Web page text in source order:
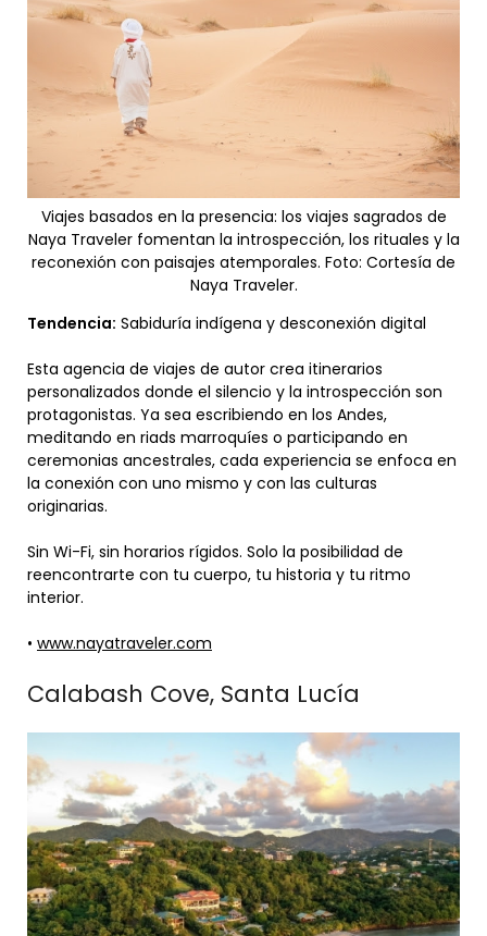
Viajes basados en la presencia: los viajes sagrados de
Naya Traveler fomentan la introspección, los rituales y la
reconexión con paisajes atemporales. Foto: Cortesía de
Naya Traveler.
Tendencia: Sabiduría indígena y desconexión digital
Esta agencia de viajes de autor crea itinerarios
personalizados donde el silencio y la introspección son
protagonistas. Ya sea escribiendo en los Andes,
meditando en riads marroquíes o participando en
ceremonias ancestrales, cada experiencia se enfoca en
la conexión con uno mismo y con las culturas
originarias.
Sin Wi-Fi, sin horarios rígidos. Solo la posibilidad de
reencontrarte con tu cuerpo, tu historia y tu ritmo
interior.
• www.nayatraveler.com
Calabash Cove, Santa Lucía